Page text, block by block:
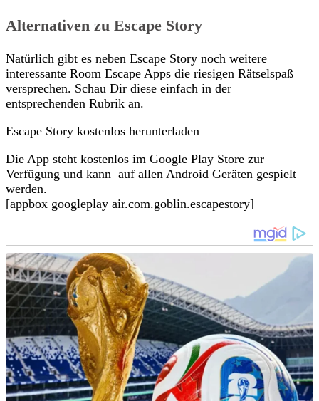
Alternativen zu Escape Story
Natürlich gibt es neben Escape Story noch weitere
interessante Room Escape Apps die riesigen Rätselspaß
versprechen. Schau Dir diese einfach in der
entsprechenden Rubrik an.
Escape Story kostenlos herunterladen
Die App steht kostenlos im Google Play Store zur
Verfügung und kann auf allen Android Geräten gespielt
werden.
[appbox googleplay air.com.goblin.escapestory]